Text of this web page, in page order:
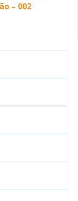
– 002